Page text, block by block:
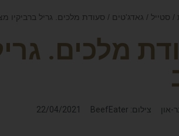
/ סטייל / גאדג'טים / סעודת מלכים. גריל ברביקיו
מלכים.
און צילום: BeefEater 22/04/2021